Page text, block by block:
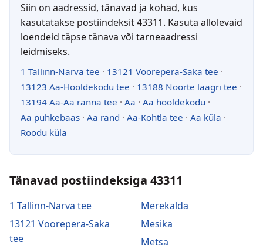
Siin on aadressid, tänavad ja kohad, kus
kasutatakse postiindeksit 43311. Kasuta allolevaid
loendeid täpse tänava või tarneaadressi
leidmiseks.
1 Tallinn-Narva tee · 13121 Voorepera-Saka tee ·
13123 Aa-Hooldekodu tee · 13188 Noorte laagri tee ·
13194 Aa-Aa ranna tee · Aa · Aa hooldekodu ·
Aa puhkebaas · Aa rand · Aa-Kohtla tee · Aa küla ·
Roodu küla
Tänavad postiindeksiga 43311
1 Tallinn-Narva tee
13121 Voorepera-Saka
tee
Merekalda
Mesika
Metsa